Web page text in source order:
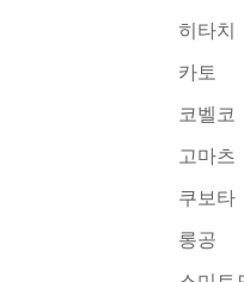
히타치
카토
코벨코
고마츠
쿠보타
롱공